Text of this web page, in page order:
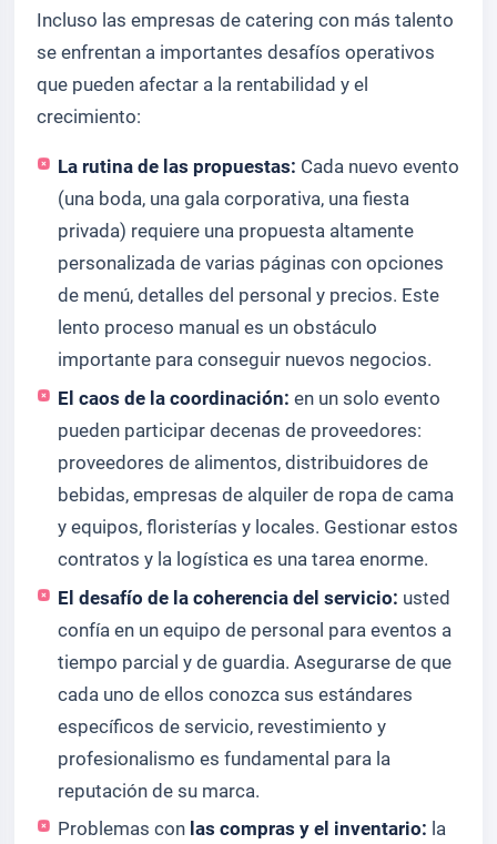
Incluso las empresas de catering con más talento
se enfrentan a importantes desafíos operativos
que pueden afectar a la rentabilidad y el
crecimiento:
La rutina de las propuestas: Cada nuevo evento
(una boda, una gala corporativa, una fiesta
privada) requiere una propuesta altamente
personalizada de varias páginas con opciones
de menú, detalles del personal y precios. Este
lento proceso manual es un obstáculo
importante para conseguir nuevos negocios.
El caos de la coordinación: en un solo evento
pueden participar decenas de proveedores:
proveedores de alimentos, distribuidores de
bebidas, empresas de alquiler de ropa de cama
y equipos, floristerías y locales. Gestionar estos
contratos y la logística es una tarea enorme.
El desafío de la coherencia del servicio: usted
confía en un equipo de personal para eventos a
tiempo parcial y de guardia. Asegurarse de que
cada uno de ellos conozca sus estándares
específicos de servicio, revestimiento y
profesionalismo es fundamental para la
reputación de su marca.
Problemas con las compras y el inventario: la